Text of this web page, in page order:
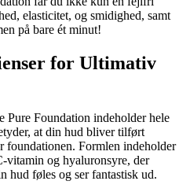
elasticitet, og smidighed, samt
på bare ét minut!
for Ultimativ
Pure Foundation indeholder hele
at din hud bliver tilført
Formlen indeholder
vitamin og hyaluronsyre, der
hud føles og ser fantastisk ud.